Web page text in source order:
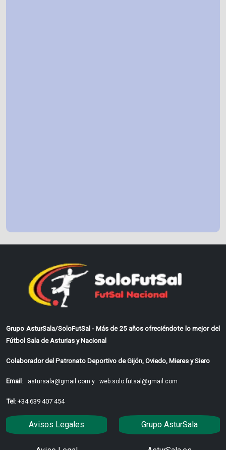
Grupo AsturSala/SoloFutSal - Más de 25 años ofreciéndote lo mejor del
Fútbol Sala de Asturias y Nacional
Colaborador del Patronato Deportivo de Gijón, Oviedo, Mieres y Siero
Email: astursala@gmail.com y web.solo.futsal@gmail.com
Tel: +34 639 407 454
Avisos Legales Grupo AsturSala